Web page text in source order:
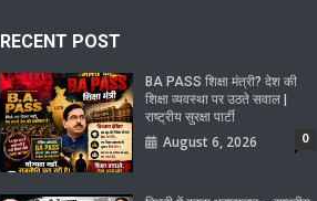
RECENT POST
BA PASS शिक्षा मंत्री? देश की
शिक्षा व्यवस्था पर उठते सवाल |
राष्ट्रीय सुरक्षा पार्टी
August 6, 2026 0